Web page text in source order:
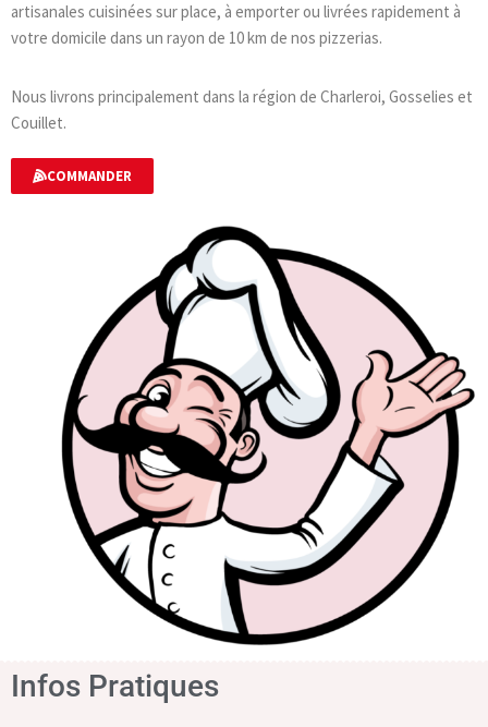
artisanales cuisinées sur place, à emporter ou livrées rapidement à
votre domicile dans un rayon de 10 km de nos pizzerias.
Nous livrons principalement dans la région de Charleroi, Gosselies et
Couillet.
COMMANDER
Infos Pratiques